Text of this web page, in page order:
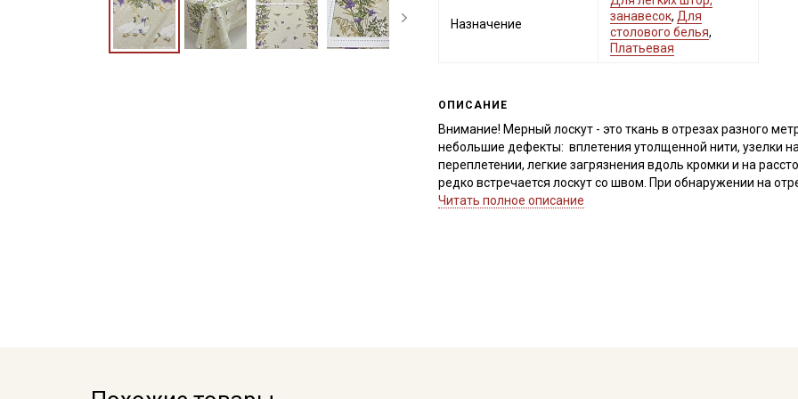
Назначение
занавесок, Для
столового белья,
Платьевая
ОПИСАНИЕ
Внимание! Мерный лоскут - это ткань в отрезах разного
небольшие дефекты: вплетения утолщенной нити, узелки
переплетении, легкие загрязнения вдоль кромки и на
редко встречается лоскут со швом. При обнаружении на
для дополнительного согласования. В комментариях к
Читать полное описание